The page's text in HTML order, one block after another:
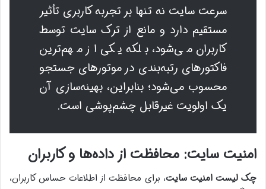
سرعت سایت نه تنها بر تجربه کاربری تأثیر
مستقیم دارد و مانع از ترک سایت توسط
کاربران می‌شود، بلکه یکی از مهم‌ترین
فاکتورهای رتبه‌بندی در موتورهای جستجو
محسوب می‌شود؛ بنابراین، بهینه‌سازی آن
یک اولویت غیرقابل چشم‌پوشی است.
امنیت سایت: محافظت از داده‌ها و کاربران
چک لیست امنیت سایت، برای محافظت از اطلاعات حساس کاربران،